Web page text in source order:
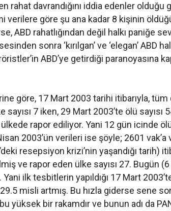
rahat davrandığını iddia edenler olduğu
verilere göre şu ana kadar 8 kişinin
ABD rahatlığından değil halkı paniğe
sonra ‘kırılgan’ ve ‘elegan’ ABD
ABD’ye getirdiği paranoyasına
göre, 17 Mart 2003 tarihi itibarıyla, tüm
sayısı 7 iken, 29 Mart 2003’te ölü sayısı
rapor ediliyor. Yani 12 gün icinde
2003’ün verileri ise şöyle; 2601
resepsiyon krizi’nin yaşandığı tarih)
ve rapor eden ülke sayısı 27. Bugün
ilk tesbitlerin yapıldığı 17 Mart
misli artmış. Bu hızla giderse sene
bir rakamdır ve bunun adı da